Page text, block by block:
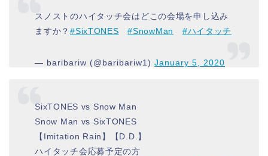
スノストのハイタッチ会はどこの会場を申し込み
ますか？#SixTONES #SnowMan #ハイタッチ
— baribariw (@baribariw1)January 5, 2020
SixTONES vs Snow Man
Snow Man vs SixTONES
【Imitation Rain】【D.D.】
ハイタッチ会応募予定の方